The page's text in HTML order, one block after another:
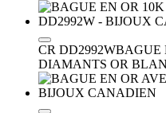
CR DD2992WBAGUE
DIAMANTS OR